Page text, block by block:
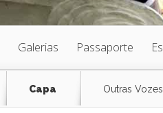
Galerias Passaporte
Capa Outras